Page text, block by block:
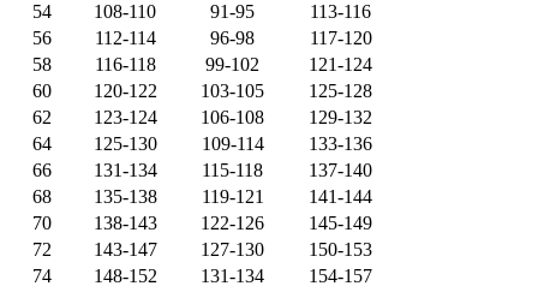
54
108-110 91-95
113-116
56
112-114 96-98
117-120
58
116-118 99-102
121-124
60
120-122 103-105
125-128
62
123-124 106-108
129-132
64
125-130 109-114
133-136
66
131-134 115-118
137-140
68
135-138 119-121
141-144
70
138-143 122-126
145-149
72
143-147 127-130
150-153
74
148-152 131-134 154-157